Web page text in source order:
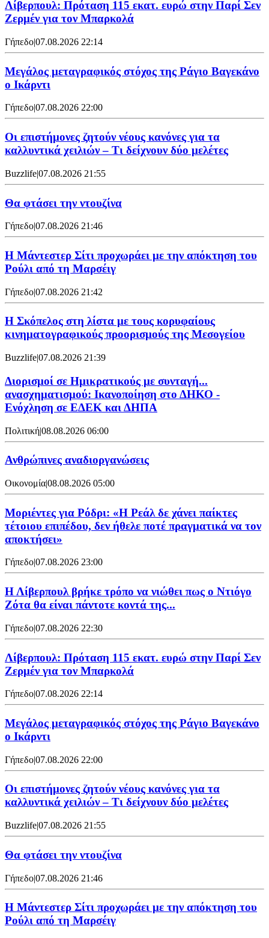
Λίβερπουλ: Πρόταση 115 εκατ. ευρώ στην Παρί Σεν
Ζερμέν για τον Μπαρκολά
Γήπεδο|07.08.2026 22:14
Μεγάλος μεταγραφικός στόχος της Ράγιο Βαγεκάνο
ο Ικάρντι
Γήπεδο|07.08.2026 22:00
Οι επιστήμονες ζητούν νέους κανόνες για τα
καλλυντικά χειλιών – Τι δείχνουν δύο μελέτες
Buzzlife|07.08.2026 21:55
Θα φτάσει την ντουζίνα
Γήπεδο|07.08.2026 21:46
Η Μάντεστερ Σίτι προχωράει με την απόκτηση του
Ρούλι από τη Μαρσέιγ
Γήπεδο|07.08.2026 21:42
Η Σκόπελος στη λίστα με τους κορυφαίους
κινηματογραφικούς προορισμούς της Μεσογείου
Buzzlife|07.08.2026 21:39
Διορισμοί σε Ημικρατικούς με συνταγή...
ανασχηματισμού: Ικανοποίηση στο ΔΗΚΟ -
Ενόχληση σε ΕΔΕΚ και ΔΗΠΑ
Πολιτική|08.08.2026 06:00
Ανθρώπινες αναδιοργανώσεις
Οικονομία|08.08.2026 05:00
Μοριέντες για Ρόδρι: «Η Ρεάλ δε χάνει παίκτες
τέτοιου επιπέδου, δεν ήθελε ποτέ πραγματικά να τον
αποκτήσει»
Γήπεδο|07.08.2026 23:00
Η Λίβερπουλ βρήκε τρόπο να νιώθει πως ο Ντιόγο
Ζότα θα είναι πάντοτε κοντά της...
Γήπεδο|07.08.2026 22:30
Λίβερπουλ: Πρόταση 115 εκατ. ευρώ στην Παρί Σεν
Ζερμέν για τον Μπαρκολά
Γήπεδο|07.08.2026 22:14
Μεγάλος μεταγραφικός στόχος της Ράγιο Βαγεκάνο
ο Ικάρντι
Γήπεδο|07.08.2026 22:00
Οι επιστήμονες ζητούν νέους κανόνες για τα
καλλυντικά χειλιών – Τι δείχνουν δύο μελέτες
Buzzlife|07.08.2026 21:55
Θα φτάσει την ντουζίνα
Γήπεδο|07.08.2026 21:46
Η Μάντεστερ Σίτι προχωράει με την απόκτηση του
Ρούλι από τη Μαρσέιγ